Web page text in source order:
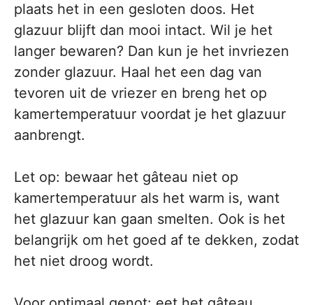
plaats het in een gesloten doos. Het
glazuur blijft dan mooi intact. Wil je het
langer bewaren? Dan kun je het invriezen
zonder glazuur. Haal het een dag van
tevoren uit de vriezer en breng het op
kamertemperatuur voordat je het glazuur
aanbrengt.
Let op: bewaar het gâteau niet op
kamertemperatuur als het warm is, want
het glazuur kan gaan smelten. Ook is het
belangrijk om het goed af te dekken, zodat
het niet droog wordt.